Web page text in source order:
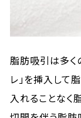
脂肪吸引は多く
レ」を挿入して
入れることなく